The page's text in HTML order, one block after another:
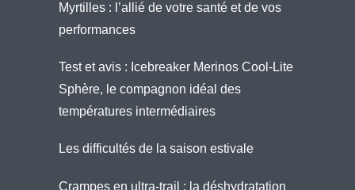
Myrtilles : l’allié de votre santé et de vos
performances
Test et avis : Icebreaker Merinos Cool-Lite
Sphère, le compagnon idéal des
températures intermédiaires
Les difficultés de la saison estivale
Crampes en ultra-trail : la déshydratation